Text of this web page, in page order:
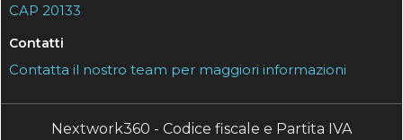
CAP 20133
Contatti
Contatta il nostro team per maggiori informazioni
Nextwork360 - Codice fiscale e Partita IVA